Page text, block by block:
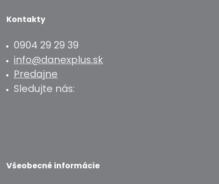
Kontakty
0904 29 29 39
info@danexplus.sk
Predajne
Sledujte nás:
Všeobecné informácie